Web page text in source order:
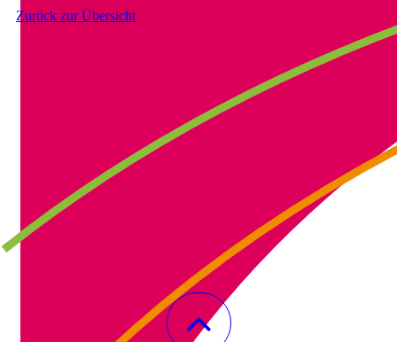
Zurück zur Übersicht